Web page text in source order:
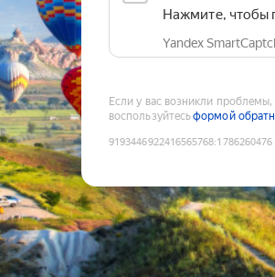
Нажмите, чтобы
Yandex
Если у вас возникли
воспользуйтесьформой
9193446922416565768:1786260476